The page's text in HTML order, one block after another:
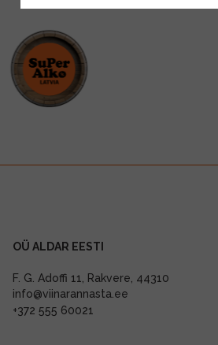
OÜ ALDAR EESTI
F. G. Adoffi 11, Rakvere, 44310
info@viinarannasta.ee
+372 555 60021